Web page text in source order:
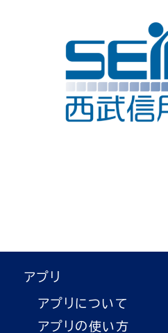
アプリ
アプリについて
アプリの使い方